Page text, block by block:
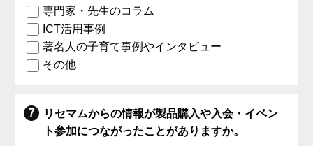
専門家・先生のコラム
ICT活用事例
著名人の子育て事例やインタビュー
その他
リセマムからの情報が製品購入や入会・イベン
ト参加につながったことがありますか。